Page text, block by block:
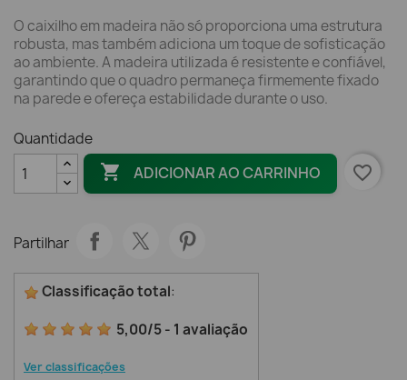
O caixilho em madeira não só proporciona uma estrutura
robusta, mas também adiciona um toque de sofisticação
ao ambiente. A madeira utilizada é resistente e confiável,
garantindo que o quadro permaneça firmemente fixado
na parede e ofereça estabilidade durante o uso.
Quantidade
 ADICIONAR AO CARRINHO favorite_border
Partilhar
Classificação total:
5,00/5- 1 avaliação
Ver classificações